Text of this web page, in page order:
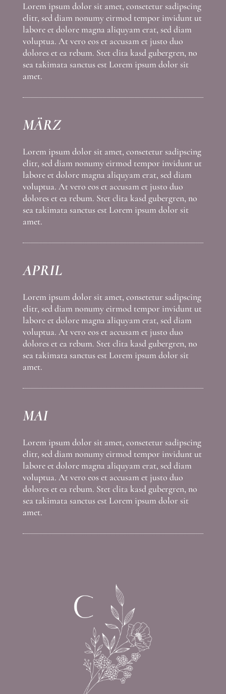
Lorem ipsum dolor sit amet, consetetur sadipscing
elitr, sed diam nonumy eirmod tempor invidunt ut
labore et dolore magna aliquyam erat, sed diam
voluptua. At vero eos et accusam et justo duo
dolores et ea rebum. Stet clita kasd gubergren, no
sea takimata sanctus est Lorem ipsum dolor sit
amet.
MÄRZ
Lorem ipsum dolor sit amet, consetetur sadipscing
elitr, sed diam nonumy eirmod tempor invidunt ut
labore et dolore magna aliquyam erat, sed diam
voluptua. At vero eos et accusam et justo duo
dolores et ea rebum. Stet clita kasd gubergren, no
sea takimata sanctus est Lorem ipsum dolor sit
amet.
APRIL
Lorem ipsum dolor sit amet, consetetur sadipscing
elitr, sed diam nonumy eirmod tempor invidunt ut
labore et dolore magna aliquyam erat, sed diam
voluptua. At vero eos et accusam et justo duo
dolores et ea rebum. Stet clita kasd gubergren, no
sea takimata sanctus est Lorem ipsum dolor sit
amet.
MAI
Lorem ipsum dolor sit amet, consetetur sadipscing
elitr, sed diam nonumy eirmod tempor invidunt ut
labore et dolore magna aliquyam erat, sed diam
voluptua. At vero eos et accusam et justo duo
dolores et ea rebum. Stet clita kasd gubergren, no
sea takimata sanctus est Lorem ipsum dolor sit
amet.